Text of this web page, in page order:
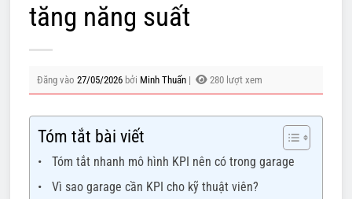
tăng năng suất
Đăng vào 27/05/2026 bởi Minh Thuấn | 280 lượt xem
Tóm tắt bài viết
Tóm tắt nhanh mô hình KPI nên có trong garage
Vì sao garage cần KPI cho kỹ thuật viên?